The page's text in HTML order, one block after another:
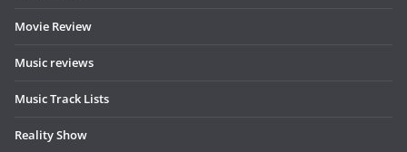
Movie Review
Music reviews
Music Track Lists
Reality Show